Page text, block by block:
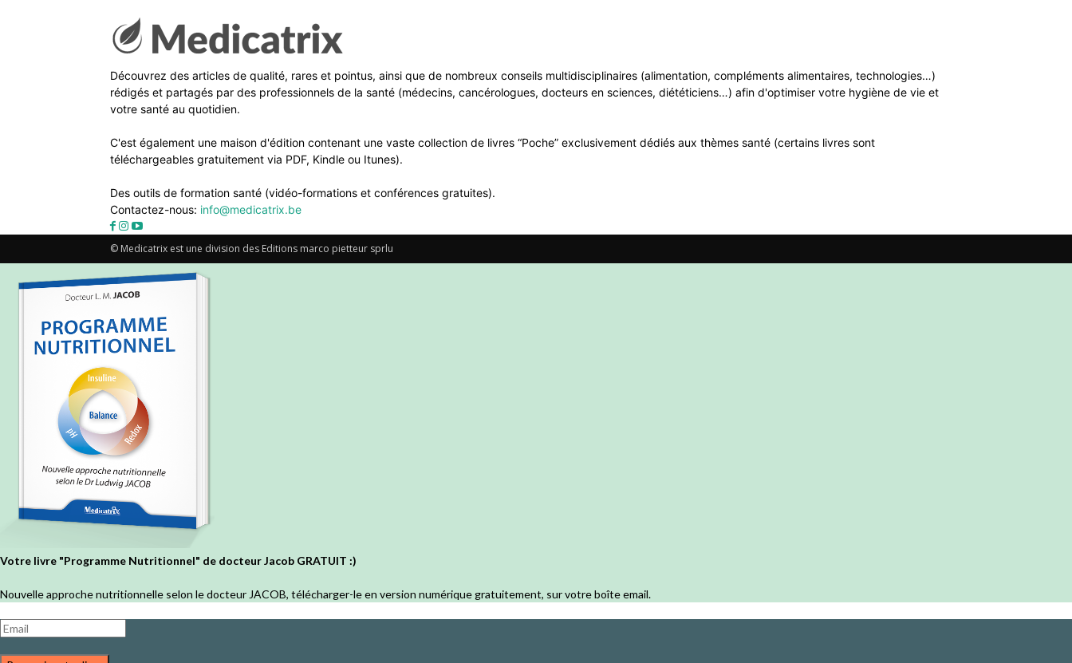
Découvrez des articles de qualité, rares et pointus, ainsi que de nombreux conseils multidisciplinaires (alimentation, compléments alimentaires, technologies…)
rédigés et partagés par des professionnels de la santé (médecins, cancérologues, docteurs en sciences, diététiciens…) afin d'optimiser votre hygiène de vie et
votre santé au quotidien.
C'est également une maison d'édition contenant une vaste collection de livres “Poche” exclusivement dédiés aux thèmes santé (certains livres sont
téléchargeables gratuitement via PDF, Kindle ou Itunes).
Des outils de formation santé (vidéo-formations et conférences gratuites).
Contactez-nous: info@medicatrix.be
© Medicatrix est une division des Editions marco pietteur sprlu
Votre livre "Programme Nutritionnel" de docteur Jacob GRATUIT :)
Nouvelle approche nutritionnelle selon le docteur JACOB, télécharger-le en version numérique gratuitement, sur votre boîte email.